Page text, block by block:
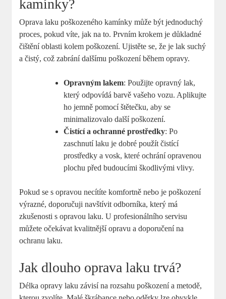
kamínky?
Oprava laku poškozeného kamínky může být jednoduchý
proces, pokud víte, jak na to. Prvním krokem je důkladné
čištění oblasti kolem poškození. Ujistěte se, že je lak suchý
a čistý, což zabrání dalšímu poškození během opravy.
Opravným lakem: Použijte opravný lak,
který odpovídá barvě vašeho vozu. Aplikujte
ho jemně pomocí štětečku, aby se
minimalizovalo další poškození.
Čistící a ochranné prostředky: Po
zaschnutí laku je dobré použít čistící
prostředky a vosk, které ochrání opravenou
plochu před budoucími škodlivými vlivy.
Pokud se s opravou necítíte komfortně nebo je poškození
výrazné, doporučuji navštívit odborníka, který má
zkušenosti s opravou laku. U profesionálního servisu
můžete očekávat kvalitnější opravu a doporučení na
ochranu laku.
Jak dlouho oprava laku trvá?
Délka opravy laku závisí na rozsahu poškození a metodě,